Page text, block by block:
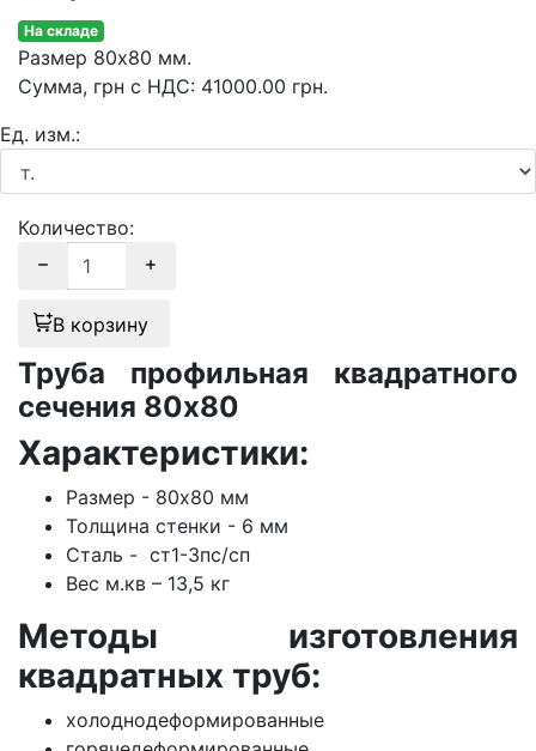
На складе
Размер 80х80 мм.
Сумма, грн с НДС: 41000.00 грн.
Ед. изм.:
Количество:
В корзину
Труба профильная квадратного
сечения 80х80
Характеристики:
Размер - 80х80 мм
Толщина стенки - 6 мм
Сталь - ст1-3пс/сп
Вес м.кв – 13,5 кг
Методы изготовления
квадратных труб:
холоднодеформированные